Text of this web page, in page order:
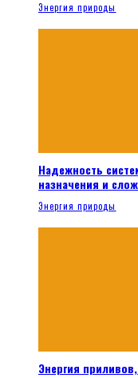
Энергия природы
Надежность
назначения и
Энергия природы
Энергия